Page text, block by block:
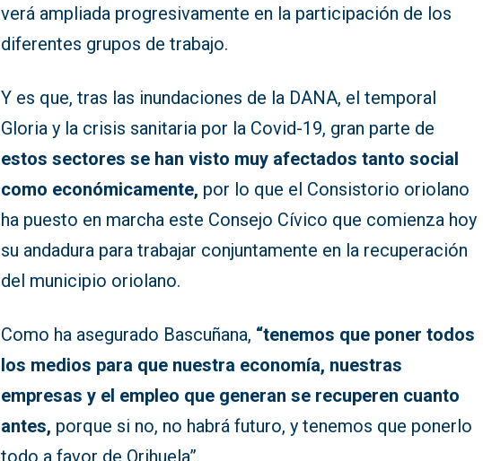
verá ampliada progresivamente en la participación de los
diferentes grupos de trabajo.
Y es que, tras las inundaciones de la DANA, el temporal
Gloria y la crisis sanitaria por la Covid-19, gran parte de
estos sectores se han visto muy afectados tanto social
como económicamente, por lo que el Consistorio oriolano
ha puesto en marcha este Consejo Cívico que comienza hoy
su andadura para trabajar conjuntamente en la recuperación
del municipio oriolano.
Como ha asegurado Bascuñana, “tenemos que poner todos
los medios para que nuestra economía, nuestras
empresas y el empleo que generan se recuperen cuanto
antes, porque si no, no habrá futuro, y tenemos que ponerlo
todo a favor de Orihuela”.